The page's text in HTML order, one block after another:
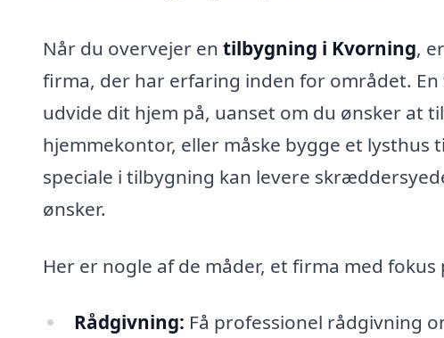
Når du overvejer en tilbygning i Kvorning,
firma, der har erfaring inden for området.
udvide dit hjem på, uanset om du ønsker at
hjemmekontor, eller måske bygge et lysthus
speciale i tilbygning kan levere
ønsker.
Her er nogle af de måder, et firma med fokus
Rådgivning: Få professionel rådgivning